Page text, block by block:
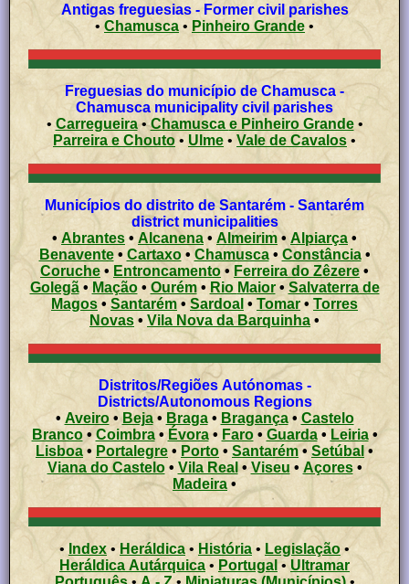
Antigas freguesias - Former civil parishes
• Chamusca • Pinheiro Grande •
Freguesias do município de Chamusca -
Chamusca municipality civil parishes
• Carregueira• Chamusca e Pinheiro Grande•
Parreira e Chouto • Ulme • Vale de Cavalos •
Municípios do distrito de Santarém - Santarém
district municipalities
• Abrantes • Alcanena • Almeirim • Alpiarça •
Benavente• Cartaxo• Chamusca• Constância•
Coruche • Entroncamento • Ferreira do Zêzere•
Golegã• Mação•Ourém• Rio Maior• Salvaterra de
Magos • Santarém • Sardoal • Tomar • Torres
Novas • Vila Nova da Barquinha •
Distritos/Regiões Autónomas -
Districts/Autonomous Regions
• Aveiro• Beja• Braga• Bragança• Castelo
Branco•Coimbra•Évora• Faro• Guarda•Leiria•
Lisboa • Portalegre • Porto • Santarém• Setúbal •
Viana do Castelo• Vila Real •Viseu • Açores •
Madeira •
• Index • Heráldica • História • Legislação •
Heráldica Autárquica • Portugal• Ultramar